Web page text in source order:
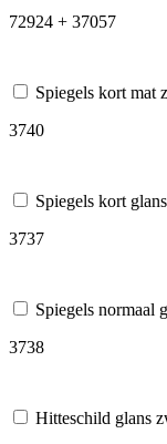
72924 + 37057
Spiegels kort mat
3740
Spiegels kort
3737
Spiegels normaal
3738
Hitteschild glans